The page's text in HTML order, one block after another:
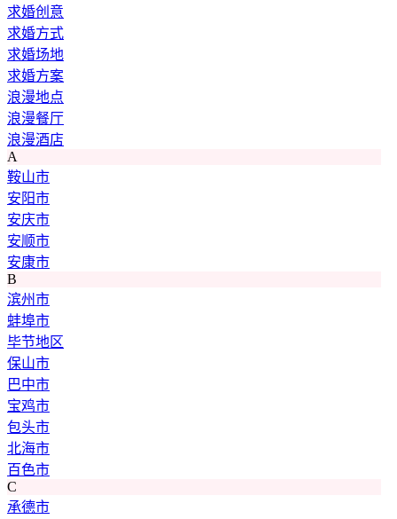
求婚创意
求婚方式
求婚场地
求婚方案
浪漫地点
浪漫餐厅
浪漫酒店
A
鞍山市
安阳市
安庆市
安顺市
安康市
B
滨州市
蚌埠市
毕节地区
保山市
巴中市
宝鸡市
包头市
北海市
百色市
C
承德市